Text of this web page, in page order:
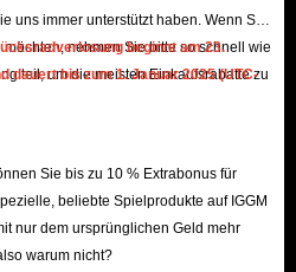
um Clash Royale Top Up zu
bei!
uns immer unterstützt haben. Wenn Sie
nehmen Sie bitte so schnell wie
teil, um die meisten Einkaufsrabatte zu
beginnt am 23.
dauert bis zum 1. Januar 2025 (UTC-
Sie bis zu 10 % Extrabonus für
beliebte Spielprodukte auf IGGM
nur dem ursprünglichen Geld mehr
warum nicht?